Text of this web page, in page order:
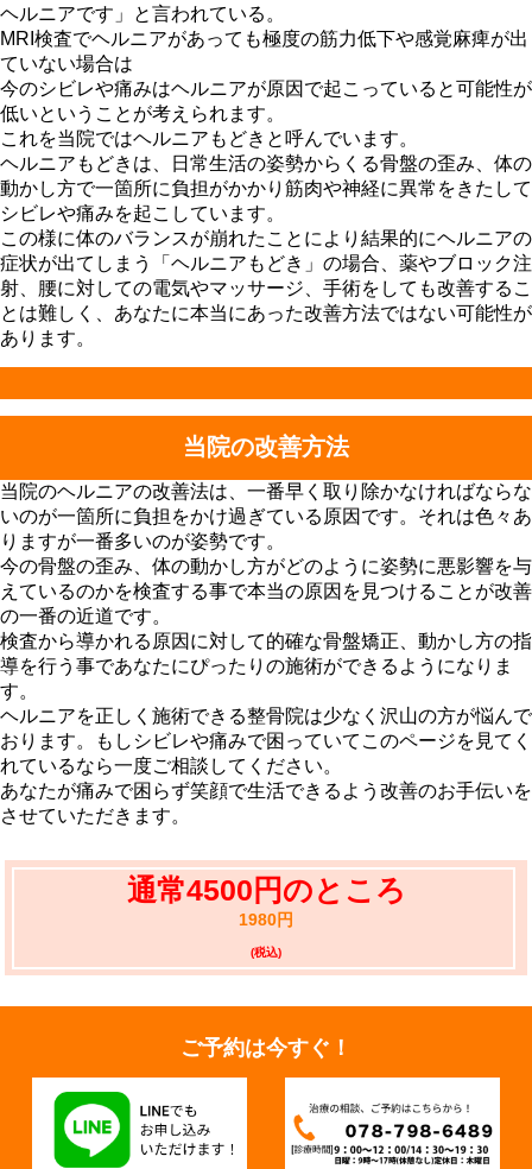
ヘルニアです」と言われている。
MRI検査でヘルニアがあっても極度の筋力低下や感覚麻痺が出
ていない場合は
今のシビレや痛みはヘルニアが原因で起こっていると可能性が
低いということが考えられます。
これを当院ではヘルニアもどきと呼んでいます。
ヘルニアもどきは、日常生活の姿勢からくる骨盤の歪み、体の
動かし方で一箇所に負担がかかり筋肉や神経に異常をきたして
シビレや痛みを起こしています。
この様に体のバランスが崩れたことにより結果的にヘルニアの
症状が出てしまう「ヘルニアもどき」の場合、薬やブロック注
射、腰に対しての電気やマッサージ、手術をしても改善するこ
とは難しく、あなたに本当にあった改善方法ではない可能性が
あります。
当院の改善方法
当院のヘルニアの改善法は、一番早く取り除かなければならな
いのが一箇所に負担をかけ過ぎている原因です。それは色々あ
りますが一番多いのが姿勢です。
今の骨盤の歪み、体の動かし方がどのように姿勢に悪影響を与
えているのかを検査する事で本当の原因を見つけることが改善
の一番の近道です。
検査から導かれる原因に対して的確な骨盤矯正、動かし方の指
導を行う事であなたにぴったりの施術ができるようになりま
す。
ヘルニアを正しく施術できる整骨院は少なく沢山の方が悩んで
おります。もしシビレや痛みで困っていてこのページを見てく
れているなら一度ご相談してください。
あなたが痛みで困らず笑顔で生活できるよう改善のお手伝いを
させていただきます。
通常4500円のところ
1980円
(税込)
ご予約は今すぐ！